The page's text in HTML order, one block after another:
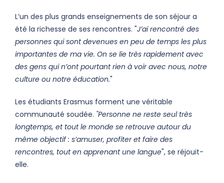
L’un des plus grands enseignements de son séjour a
été la richesse de ses rencontres. "J’ai rencontré des
personnes qui sont devenues en peu de temps les plus
importantes de ma vie. On se lie très rapidement avec
des gens qui n’ont pourtant rien à voir avec nous, notre
culture ou notre éducation."
Les étudiants Erasmus forment une véritable
communauté soudée. "Personne ne reste seul très
longtemps, et tout le monde se retrouve autour du
même objectif : s’amuser, profiter et faire des
rencontres, tout en apprenant une langue", se réjouit-
elle.